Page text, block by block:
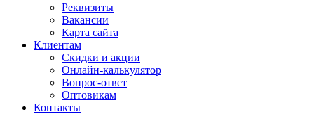
Реквизиты
Вакансии
Карта сайта
Клиентам
Скидки и акции
Онлайн-калькулятор
Вопрос-ответ
Оптовикам
Контакты